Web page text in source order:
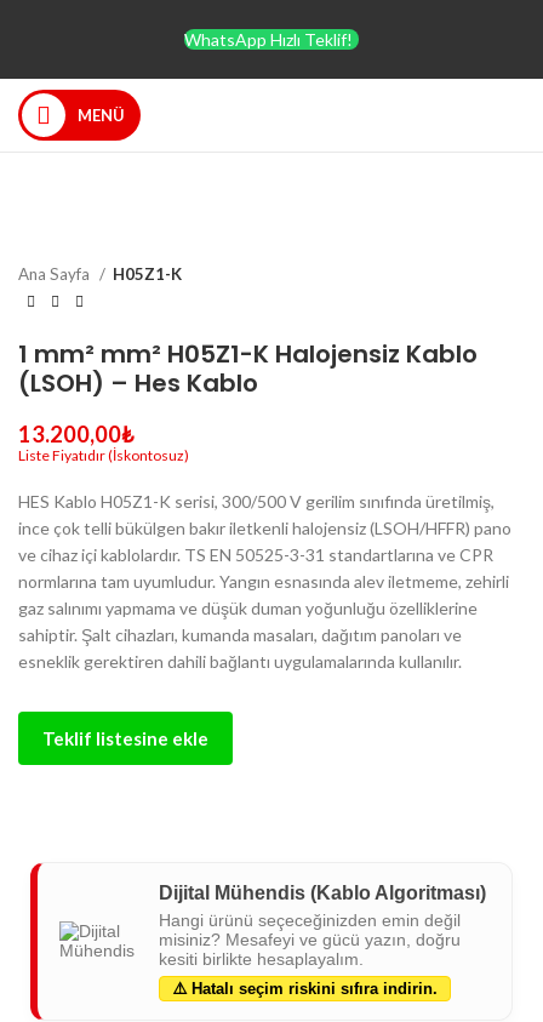
WhatsApp Hızlı Teklif!
MENÜ
Ana Sayfa H05Z1-K
1 mm² mm² H05Z1-K Halojensiz Kablo
(LSOH) – Hes Kablo
13.200,00₺
HES Kablo H05Z1-K serisi, 300/500 V gerilim sınıfında üretilmiş,
ince çok telli bükülgen bakır iletkenli halojensiz (LSOH/HFFR) pano
ve cihaz içi kablolardır. TS EN 50525-3-31 standartlarına ve CPR
normlarına tam uyumludur. Yangın esnasında alev iletmeme, zehirli
gaz salınımı yapmama ve düşük duman yoğunluğu özelliklerine
sahiptir. Şalt cihazları, kumanda masaları, dağıtım panoları ve
esneklik gerektiren dahili bağlantı uygulamalarında kullanılır.
Teklif listesine ekle
Dijital Mühendis (Kablo Algoritması)
Hangi ürünü seçeceğinizden emin değil
misiniz? Mesafeyi ve gücü yazın, doğru
kesiti birlikte hesaplayalım.
⚠️ Hatalı seçim riskini sıfıra indirin.